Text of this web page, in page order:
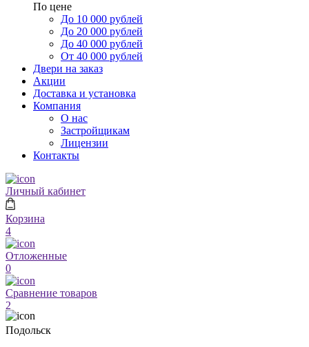
По цене
До 10 000 рублей
До 20 000 рублей
До 40 000 рублей
От 40 000 рублей
Двери на заказ
Акции
Доставка и установка
Компания
О нас
Застройщикам
Лицензии
Контакты
Личный кабинет
Корзина
4
Отложенные
0
Сравнение товаров
2
Подольск